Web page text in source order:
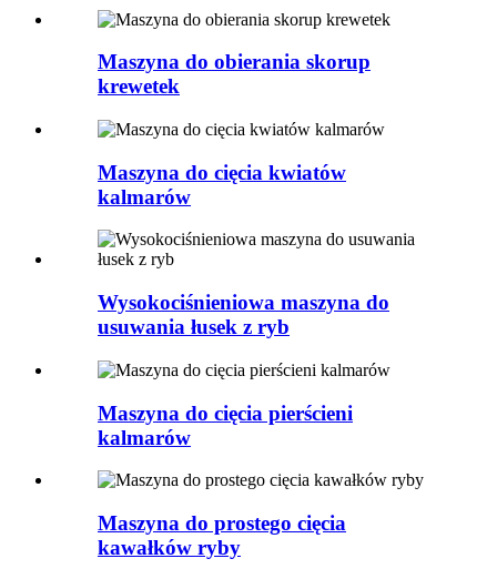
Maszyna do obierania skorup
krewetek
Maszyna do cięcia kwiatów
kalmarów
Wysokociśnieniowa maszyna do
usuwania łusek z ryb
Maszyna do cięcia pierścieni
kalmarów
Maszyna do prostego cięcia
kawałków ryby